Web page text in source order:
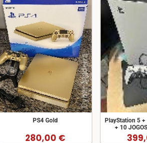
PS4 Gold
280,00 €
PlayStation 5 +
+ 10